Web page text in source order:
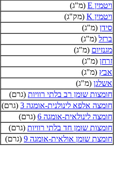
ויטמין E
(מ"ג)
ויטמין K
(מק"ג)
סידן (מ"ג)
ברזל (מ"ג)
מגנזיום (מ"ג)
זרחן (מ"ג)
אבץ (מ"ג)
אשלגן (מ"ג)
חומצות שומן רב בלתי רוויות (גרם)
חומצה אלפא לינולנית-אומגה 3
(גרם)
חומצה לינולאית-אומגה 6
(גרם)
חומצות שומן חד בלתי רוויות (גרם)
חומצת שומן אולאית-אומגה 9
(גרם)